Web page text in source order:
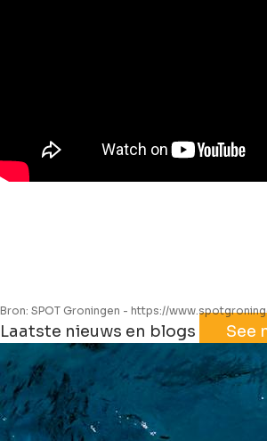
Bron: SPOT Groningen - https://
+
−
Leaflet | ©
Laatste nieuws en blogs See